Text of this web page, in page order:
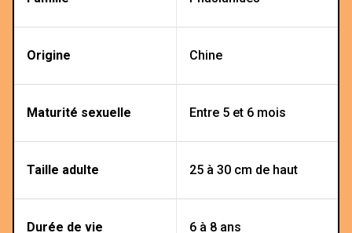
Origine Chine
Maturité sexuelle Entre 5 et 6 mois
Taille adulte 25 à 30 cm de haut
Durée de vie 6 à 8 ans